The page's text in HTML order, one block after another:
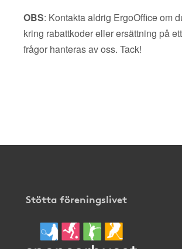
OBS: Kontakta aldrig ErgoOffice om
kring rabattkoder eller ersättning på
frågor hanteras av oss. Tack!
Stötta föreningslivet